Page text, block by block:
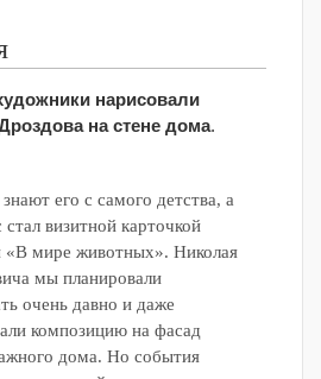
нарисовали
на стене дома.
его с самого детства, а
стал визитной карточкой
«В мире животных». Николая
мы планировали
очень давно и даже
композицию на фасад
дома. Но события